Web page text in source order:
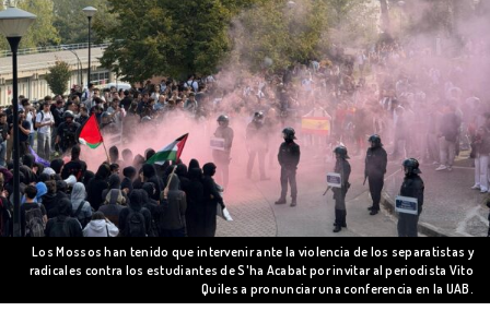
Los Mossos han tenido que intervenir ante la violencia de los separatistas y
radicales contra los estudiantes de S'ha Acabat por invitar al periodista Vito
Quiles a pronunciar una conferencia en la UAB.